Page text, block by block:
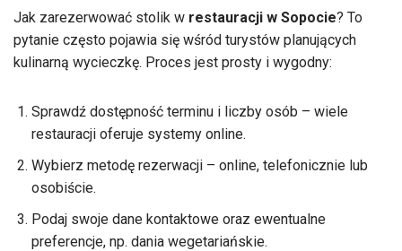
Jak zarezerwować stolik w restauracji w Sopocie? To
pytanie często pojawia się wśród turystów planujących
kulinarną wycieczkę. Proces jest prosty i wygodny:
Sprawdź dostępność terminu i liczby osób – wiele
restauracji oferuje systemy online.
Wybierz metodę rezerwacji – online, telefonicznie lub
osobiście.
Podaj swoje dane kontaktowe oraz ewentualne
preferencje, np. dania wegetariańskie.